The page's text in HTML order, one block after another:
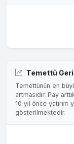
Temettü Geri
Temettünün en
artmasıdır. Pay
10 yıl önce yatırım
gösterilmektedir.